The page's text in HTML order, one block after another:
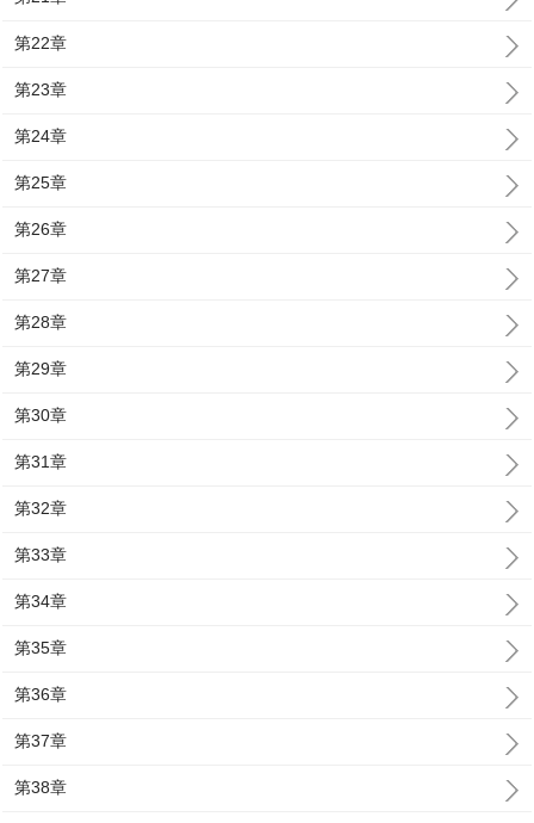
第22章
第23章
第24章
第25章
第26章
第27章
第28章
第29章
第30章
第31章
第32章
第33章
第34章
第35章
第36章
第37章
第38章